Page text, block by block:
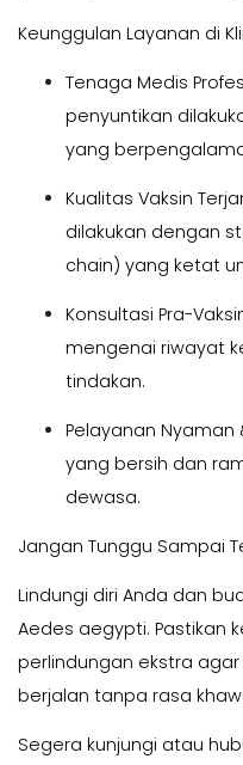
Keunggulan Layanan di
Tenaga Medis
penyuntikan
yang
Kualitas Vaksin
dilakukan dengan
chain) yang ketat
Konsultasi Pra-
mengenai riwayat
tindakan.
Pelayanan Nyaman
yang bersih dan
dewasa.
Jangan Tunggu Sampai
Lindungi diri Anda dan
Aedes aegypti. Pastikan
perlindungan ekstra
berjalan tanpa rasa
Segera kunjungi atau